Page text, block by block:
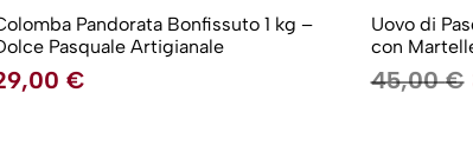
Pandorata Bonfissuto 1 kg –
Pasquale Artigianale
€
Uovo di
con
45,00€